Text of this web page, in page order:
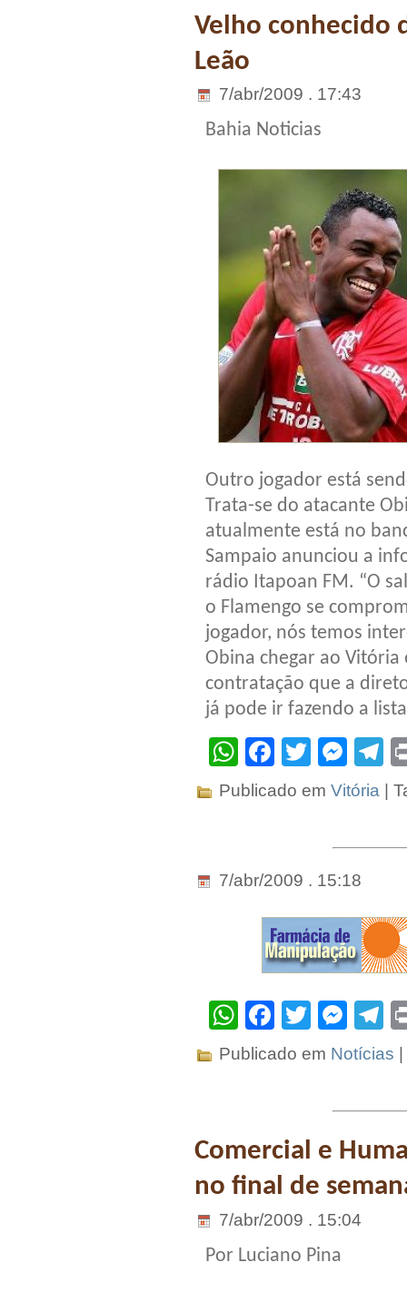
Velho conhecido
Leão
7/abr/2009 . 17:43
Bahia Noticias
Outro jogador está
Trata-se do atacante
atualmente está no
Sampaio anunciou a
rádio Itapoan FM. “O
o Flamengo se
jogador, nós temos
Obina chegar ao Vitória
contratação que a
já pode ir fazendo a
WhatsApp
Facebook
Twitter
Publicado em Vitória |
7/abr/2009 . 15:18
WhatsApp
Facebook
Twitter
Publicado em Notícias
Comercial e
no final de
7/abr/2009 . 15:04
Por Luciano Pina